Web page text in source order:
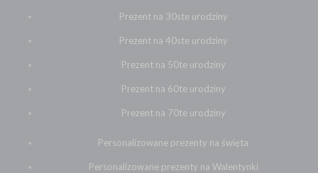
Prezent na 30ste urodziny
Prezent na 40ste urodziny
Prezent na 50te urodziny
Prezent na 60te urodziny
Prezent na 70te urodziny
Personalizowane prezenty na święta
Personalizowane prezenty na Walentynki